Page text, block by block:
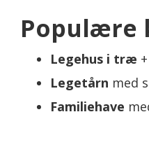
Populære
Legehus i træ
Legetårn med
Familiehave